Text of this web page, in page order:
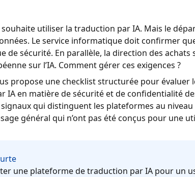
utiliser la traduction par IA. Mais le
Le service informatique doit confirmer
de sécurité. En parallèle, la direction des achats
sur l’IA. Comment gérer ces exigences ?
propose une checklist structurée pour évaluer
IA en matière de sécurité et de confidentialité
qui distinguent les plateformes au
général qui n’ont pas été conçus pour une
une plateforme de traduction par IA pour un